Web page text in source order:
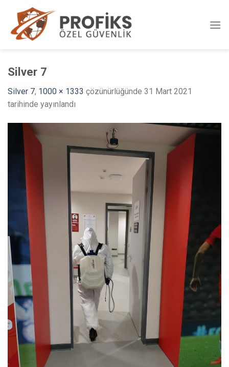
content
Silver 7
Silver 7, 1000 × 1333 çözünürlüğünde 31 Mart 2021
tarihinde yayınlandı